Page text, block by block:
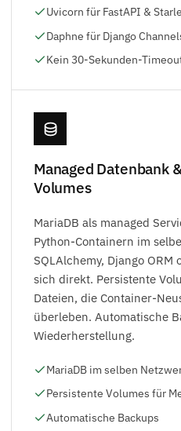
Uvicorn für FastAPI &
Daphne für Django
Kein 30-Sekunden-
Managed Datenbank
Volumes
MariaDB als managed
Python-Containern im
SQLAlchemy, Django
sich direkt. Persistente
Dateien, die Container-
überleben. Automatische
Wiederherstellung.
MariaDB im selben
Persistente Volumes für
Automatische Backups